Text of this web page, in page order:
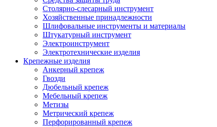
Столярно-слесарный инструмент
Хозяйственные принадлежности
Шлифовальные инструменты и материалы
Штукатурный инструмент
Электроинструмент
Электротехнические изделия
Крепежные изделия
Анкерный крепеж
Гвозди
Дюбельный крепеж
Мебельный крепеж
Метизы
Метрический крепеж
Перфорированный крепеж